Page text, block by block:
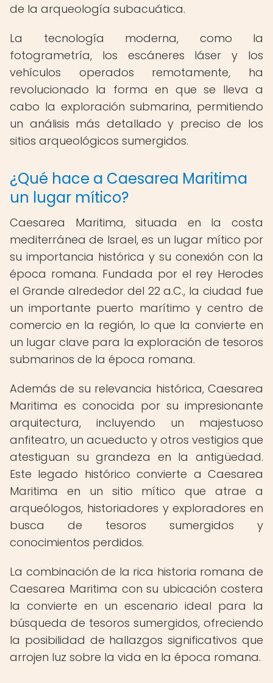
de la arqueología subacuática.
La tecnología moderna, como la
fotogrametría, los escáneres láser y los
vehículos operados remotamente, ha
revolucionado la forma en que se lleva a
cabo la exploración submarina, permitiendo
un análisis más detallado y preciso de los
sitios arqueológicos sumergidos.
¿Qué hace a Caesarea Maritima
un lugar mítico?
Caesarea Maritima, situada en la costa
mediterránea de Israel, es un lugar mítico por
su importancia histórica y su conexión con la
época romana. Fundada por el rey Herodes
el Grande alrededor del 22 a.C., la ciudad fue
un importante puerto marítimo y centro de
comercio en la región, lo que la convierte en
un lugar clave para la exploración de tesoros
submarinos de la época romana.
Además de su relevancia histórica, Caesarea
Maritima es conocida por su impresionante
arquitectura, incluyendo un majestuoso
anfiteatro, un acueducto y otros vestigios que
atestiguan su grandeza en la antigüedad.
Este legado histórico convierte a Caesarea
Maritima en un sitio mítico que atrae a
arqueólogos, historiadores y exploradores en
busca de tesoros sumergidos y
conocimientos perdidos.
La combinación de la rica historia romana de
Caesarea Maritima con su ubicación costera
la convierte en un escenario ideal para la
búsqueda de tesoros sumergidos, ofreciendo
la posibilidad de hallazgos significativos que
arrojen luz sobre la vida en la época romana.